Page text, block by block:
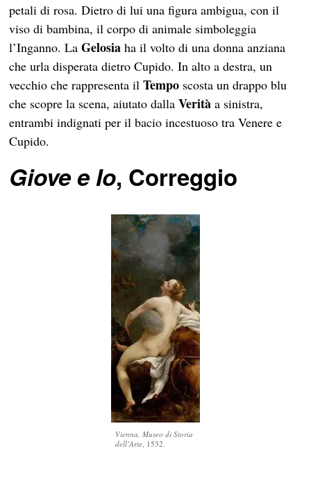
petali di rosa. Dietro di lui una figura ambigua, con il
viso di bambina, il corpo di animale simboleggia
l’Inganno. LaGelosia ha il volto di una donna anziana
che urla disperata dietro Cupido. In alto a destra, un
vecchio che rappresenta ilTempo scosta un drappo blu
che scopre la scena, aiutato dallaVerità a sinistra,
entrambi indignati per il bacio incestuoso tra Venere e
Cupido.
Giove e Io, Correggio
Vienna, Museo di Storia
dell’Arte, 1532.